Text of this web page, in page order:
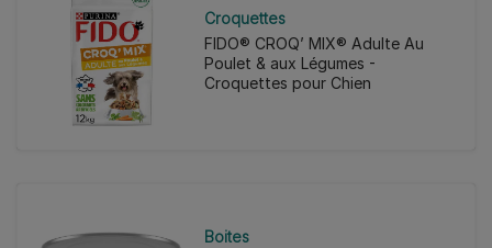
Croquettes
FIDO® CROQ’ MIX® Adulte Au
Poulet & aux Légumes -
Croquettes pour Chien
Boites